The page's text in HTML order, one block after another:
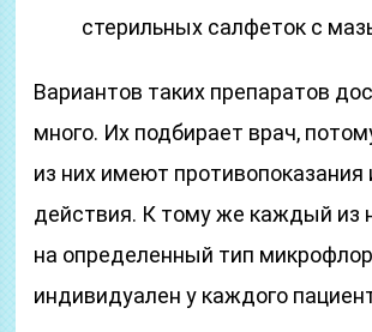
стерильных салфеток с
Вариантов таких препаратов
много. Их подбирает врач,
из них имеют противопоказания
действия. К тому же каждый из
на определенный тип
индивидуален у каждого